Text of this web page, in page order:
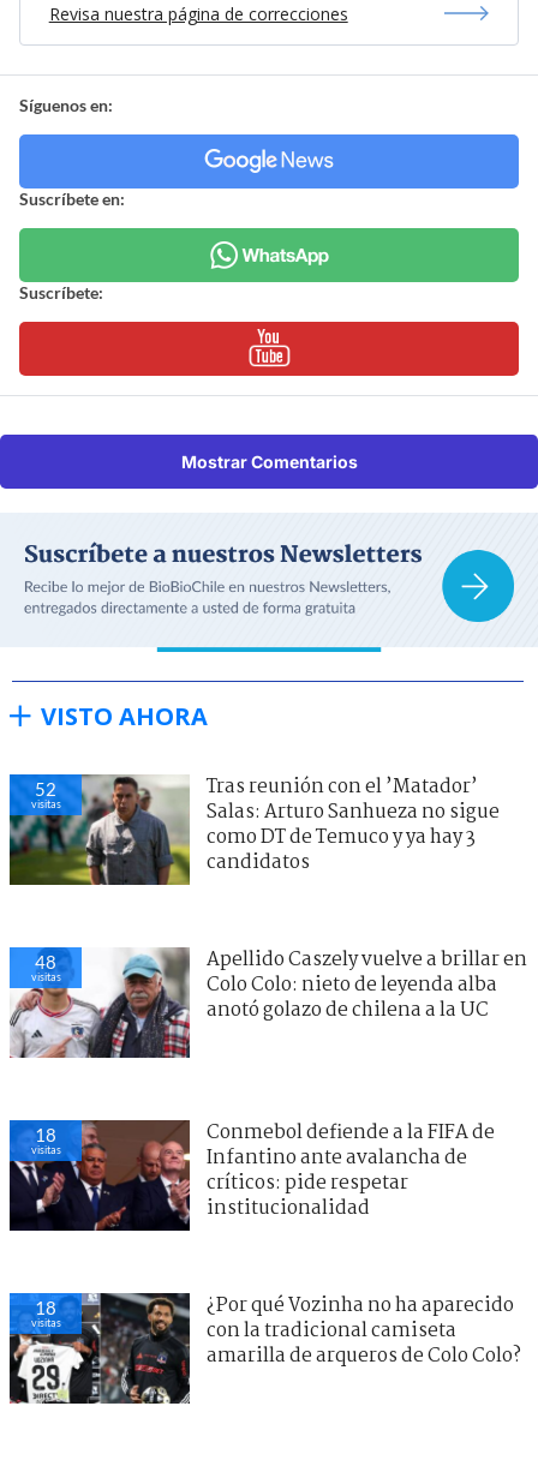
Revisa nuestra página de correcciones
Síguenos en:
Suscríbete en:
Suscríbete:
Mostrar Comentarios
VISTO AHORA
52
visitas
Tras reunión con el ’Matador’
Salas: Arturo Sanhueza no sigue
como DT de Temuco y ya hay 3
candidatos
48
visitas
Apellido Caszely vuelve a brillar en
Colo Colo: nieto de leyenda alba
anotó golazo de chilena a la UC
18
visitas
Conmebol defiende a la FIFA de
Infantino ante avalancha de
críticos: pide respetar
institucionalidad
18
visitas
¿Por qué Vozinha no ha aparecido
con la tradicional camiseta
amarilla de arqueros de Colo Colo?